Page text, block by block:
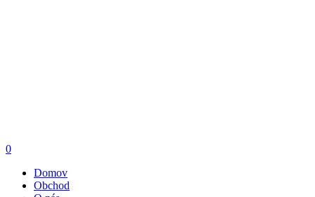
0
Domov
Obchod